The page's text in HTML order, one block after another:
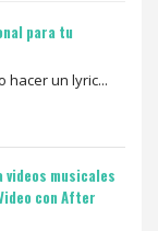
para tu
hacer un lyric...
musicales
con After